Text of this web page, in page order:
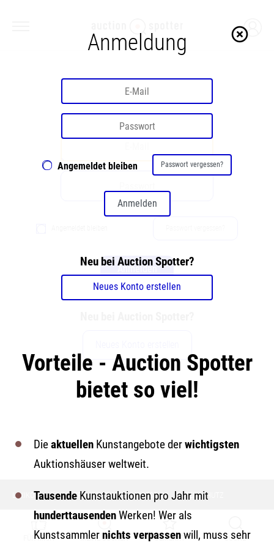
highlight_off
Anmeldung
Angemeldet bleiben Passwort vergessen?
Anmelden
Neu bei Auction Spotter?
Neues Konto erstellen
Vorteile - Auction Spotter
bietet so viel!
Dieaktuellen Kunstangebote derwichtigsten
Auktionshäuser weltweit.
Tausende Kunstauktionen pro Jahr mit
hunderttausendenWerken! Wer als
Kunstsammlernichts verpassenwill, muss sehr
Willkommen
Anmelden
LEXIKON KÜNSTLER KONTAKT & IMPRESSUM DATENSCHUTZ
FÜR MICH MEINE SUCHEN GEMERKT SUCHE